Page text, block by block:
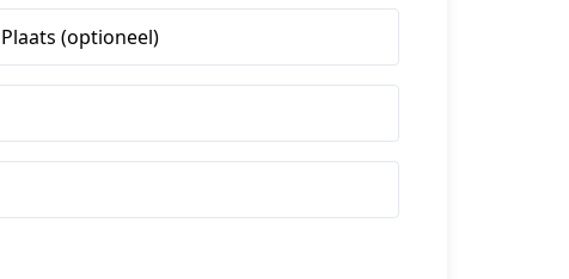
Plaats (optioneel)